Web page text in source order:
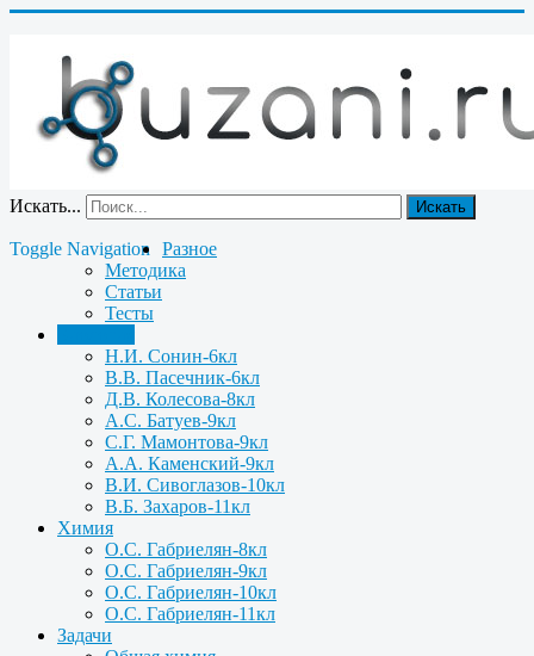
Искать... Искать
Toggle Navigation
Разное
Методика
Статьи
Тесты
Н.И. Сонин-6кл
В.В. Пасечник-6кл
Д.В. Колесова-8кл
А.С. Батуев-9кл
С.Г. Мамонтова-9кл
А.А. Каменский-9кл
В.И. Сивоглазов-10кл
В.Б. Захаров-11кл
Химия
О.С. Габриелян-8кл
О.С. Габриелян-9кл
О.С. Габриелян-10кл
О.С. Габриелян-11кл
Задачи